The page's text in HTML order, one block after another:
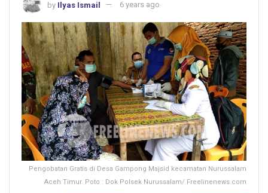
by Ilyas Ismail 6 years ago
Pengobatan Gratis di Desa Gampong Majsid kecamatan Nurussalam
Aceh Timur. Poto : Dok Polsek Nurussalam/ Freelinenews.com